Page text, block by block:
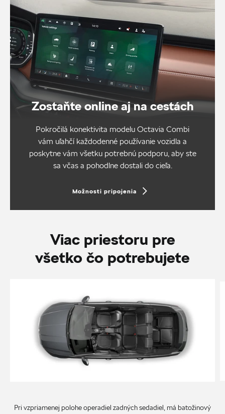
Zostaňte online aj na cestách
Pokročilá konektivita modelu Octavia Combi
vám uľahčí každodenné používanie vozidla a
poskytne vám všetku potrebnú podporu, aby ste
sa včas a pohodlne dostali do cieľa.
Možnosti pripojenia
Viac priestoru pre
všetko čo potrebujete
Pri vzpriamenej polohe operadiel zadných sedadiel, má batožinový